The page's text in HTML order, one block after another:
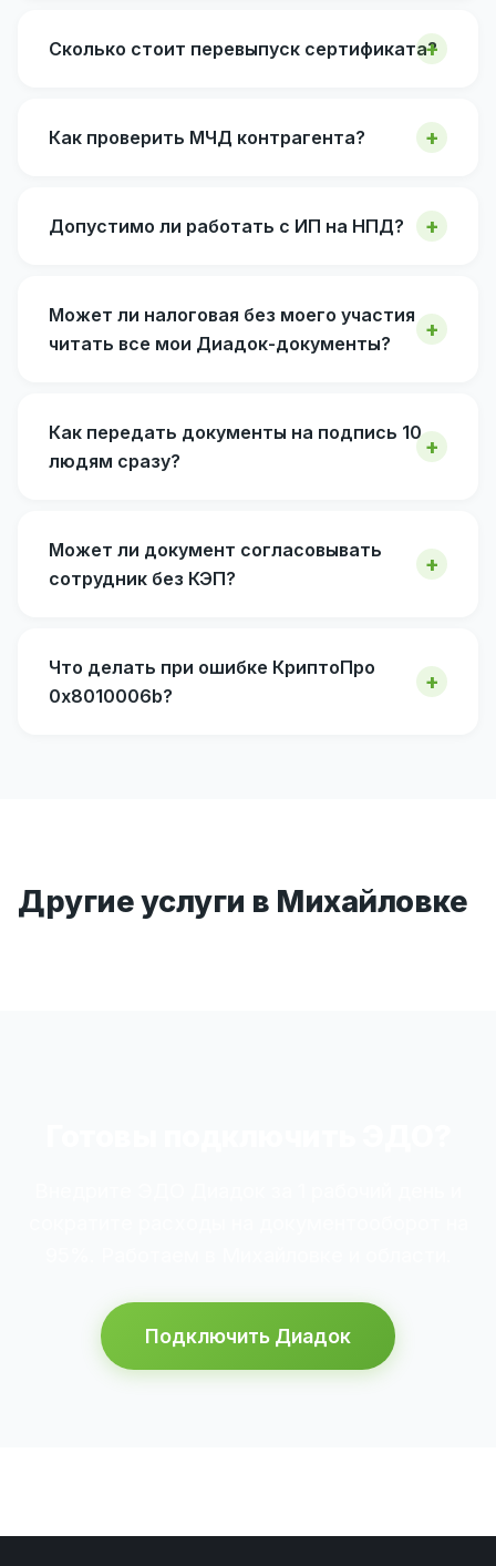
Сколько стоит перевыпуск сертификата?
Как проверить МЧД контрагента?
Допустимо ли работать с ИП на НПД?
Может ли налоговая без моего участия
читать все мои Диадок-документы?
Как передать документы на подпись 10
людям сразу?
Может ли документ согласовывать
сотрудник без КЭП?
Что делать при ошибке КриптоПро
0x8010006b?
Другие услуги в Михайловке
Подключить Диадок